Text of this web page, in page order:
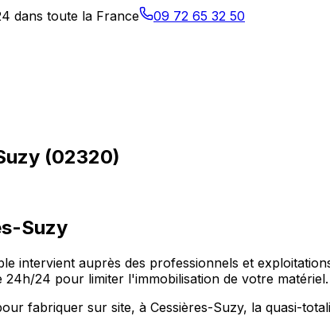
dans toute la France 09 72 65 32 50
(02320)
Suzy
intervient auprès des professionnels et
24 pour limiter l'immobilisation de votre matériel.
fabriquer sur site, à Cessières-Suzy, la quasi-